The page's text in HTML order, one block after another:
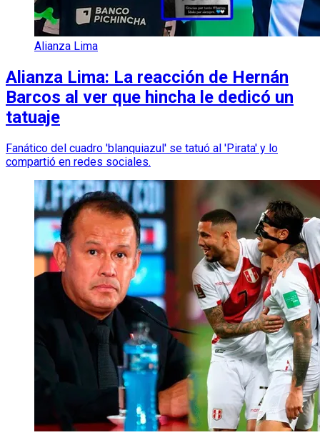
Alianza Lima
Alianza Lima: La reacción de Hernán
Barcos al ver que hincha le dedicó un
tatuaje
Fanático del cuadro 'blanquiazul' se tatuó al 'Pirata' y lo
compartió en redes sociales.